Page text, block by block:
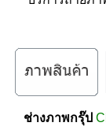
ช่างภาพกรุ๊ป